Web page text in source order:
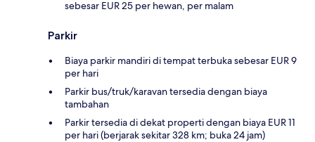
sebesar EUR 25 per hewan, per malam
Parkir
Biaya parkir mandiri di tempat terbuka sebesar EUR 9
per hari
Parkir bus/truk/karavan tersedia dengan biaya
tambahan
Parkir tersedia di dekat properti dengan biaya EUR 11
per hari (berjarak sekitar 328 km; buka 24 jam)